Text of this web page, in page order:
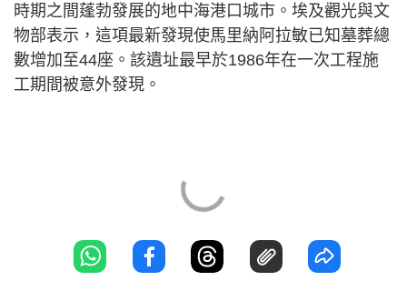
時期之間蓬勃發展的地中海港口城市。埃及觀光與文
物部表示，這項最新發現使馬里納阿拉敏已知墓葬總
數增加至44座。該遺址最早於1986年在一次工程施
工期間被意外發現。